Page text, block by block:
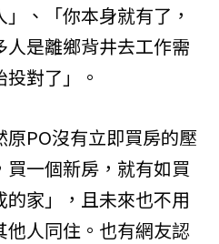
、「你本身就有了，
是離鄉背井去工作需
對了」。
PO沒有立即買房的壓
一個新房，就有如買
家」，且未來也不用
人同住。也有網友認